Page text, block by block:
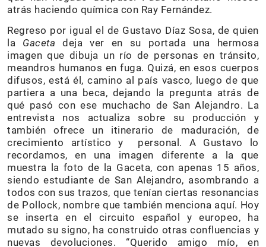
atrás haciendo química con Ray Fernández.
Regreso por igual el de Gustavo Díaz Sosa, de quien
la Gaceta deja ver en su portada una hermosa
imagen que dibuja un río de personas en tránsito,
meandros humanos en fuga. Quizá, en esos cuerpos
difusos, está él, camino al país vasco, luego de que
partiera a una beca, dejando la pregunta atrás de
qué pasó con ese muchacho de San Alejandro. La
entrevista nos actualiza sobre su producción y
también ofrece un itinerario de maduración, de
crecimiento artístico y personal. A Gustavo lo
recordamos, en una imagen diferente a la que
muestra la foto de la Gaceta, con apenas 15 años,
siendo estudiante de San Alejandro, asombrando a
todos con sus trazos, que tenían ciertas resonancias
de Pollock, nombre que también menciona aquí. Hoy
se inserta en el circuito español y europeo, ha
mutado su signo, ha construido otras confluencias y
nuevas devoluciones. “Querido amigo mío, en